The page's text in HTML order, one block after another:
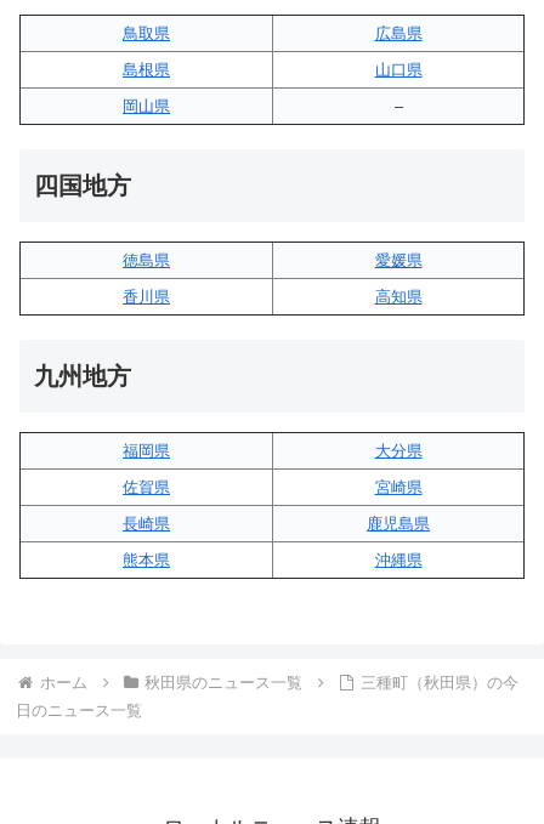
鳥取県
広島県
島根県
山口県
岡山県
–
四国地方
徳島県
愛媛県
香川県
高知県
九州地方
福岡県
大分県
佐賀県
宮崎県
長崎県
鹿児島県
熊本県
沖縄県
ホーム 秋田県のニュース一覧
三種町（秋田県）の今
日のニュース一覧